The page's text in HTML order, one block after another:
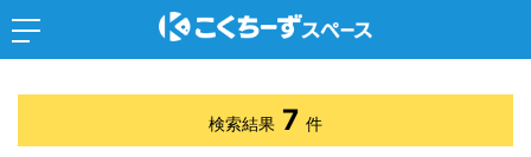
検索結果 7 件